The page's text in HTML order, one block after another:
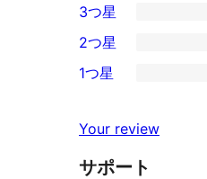
星
レ
ビ
ー
4-
星
レ
ュ
ー
0
3-
星
ビ
ュ
3つ星
2-
レ
ビ
2つ星
星
レ
1つ星
Your review
サポート